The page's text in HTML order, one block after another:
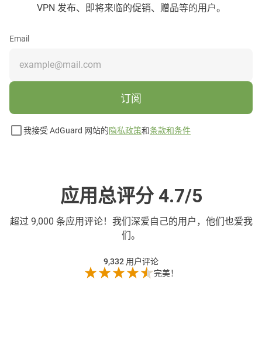
VPN 发布、即将来临的促销、赠品等的用户。
Email
订阅
我接受 AdGuard 网站的隐私政策和条款和条件
应用总评分 4.7/5
超过 9,000 条应用评论！我们深爱自己的用户，他们也爱我
们。
9,332 用户评论
完美！